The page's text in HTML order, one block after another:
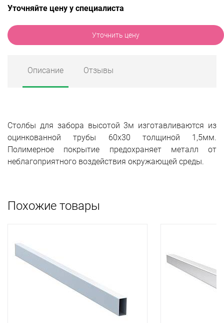
Уточняйте цену у специалиста
Уточнить цену
Описание Отзывы
Столбы для забора высотой 3м изготавливаются из
оцинкованной трубы 60х30 толщиной 1,5мм.
Полимерное покрытие предохраняет металл от
неблагоприятного воздействия окружающей среды.
Похожие товары